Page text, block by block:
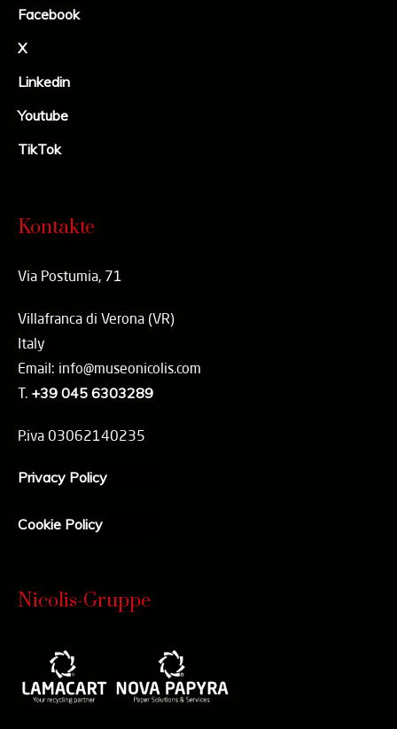
Facebook
X
Linkedin
Youtube
TikTok
Kontakte
Via Postumia, 71
Villafranca di Verona (VR)
Italy
Email: info@museonicolis.com
T. +39 045 6303289
P.iva 03062140235
Privacy Policy
Cookie Policy
Nicolis-Gruppe